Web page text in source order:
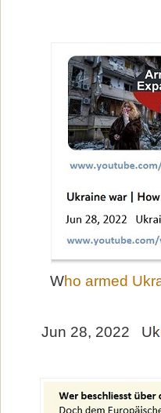
Who armed
Jun 28, 2022 Uk